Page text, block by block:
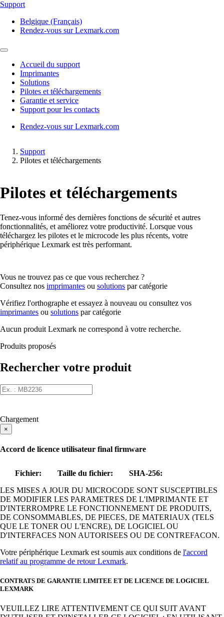
Support
Belgique (Français)
Rendez-vous sur Lexmark.com
Accueil du support
Imprimantes
Solutions
Pilotes et téléchargements
Garantie et service
Support pour les contacts
Rendez-vous sur Lexmark.com
Support
Pilotes et téléchargements
Pilotes et téléchargements
Tenez-vous informé des dernières fonctions de sécurité et autres
fonctionnalités, et améliorez votre productivité. Lorsque vous
téléchargez les pilotes et le microcode les plus récents, votre
périphérique Lexmark est très performant.
Vous ne trouvez pas ce que vous recherchez ?
Consultez nos imprimantes ou solutions par catégorie
Vérifiez l'orthographe et essayez à nouveau ou consultez vos
imprimantes ou solutions par catégorie
Aucun produit Lexmark ne correspond à votre recherche.
Produits proposés
Rechercher votre produit
Chargement
×
Accord de licence utilisateur final firmware
Fichier: Taille du fichier:
SHA-256:
LES MISES A JOUR DU MICROCODE SONT SUSCEPTIBLES
DE MODIFIER LES PARAMETRES DE L'IMPRIMANTE ET
D'INTERROMPRE LE FONCTIONNEMENT DE PRODUITS,
DE CONSOMMABLES, DE PIECES, DE MATERIAUX (TELS
QUE LE TONER OU L'ENCRE), DE LOGICIEL OU
D'INTERFACES NON AUTORISEES OU DE CONTREFACON.
Votre périphérique Lexmark est soumis aux conditions de l'accord
relatif au programme de retour Lexmark.
CONTRATS DE GARANTIE LIMITEE ET DE LICENCE DE LOGICIEL
LEXMARK
VEUILLEZ LIRE ATTENTIVEMENT CE QUI SUIT AVANT